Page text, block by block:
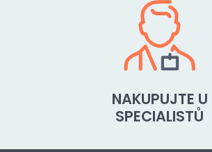
NAKUPUJTE U
SPECIALISTŮ